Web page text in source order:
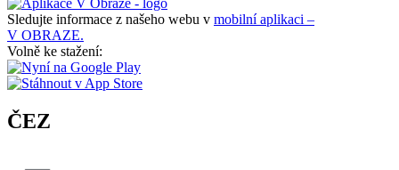
Sledujte informace z našeho webu v mobilní aplikaci –
V OBRAZE.
Volně ke stažení:
ČEZ